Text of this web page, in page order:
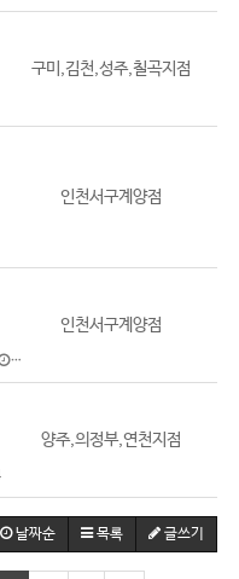
구미,김천,성주,칠곡지점
인천서구계양점
02.24
인천서구계양점
양주,의정부,연천지점
날짜순 목록 글쓰기